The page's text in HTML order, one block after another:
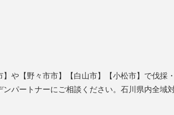
】や【野々市市】【白山市】【小松市】で伐
ンパートナーにご相談ください。石川県内全